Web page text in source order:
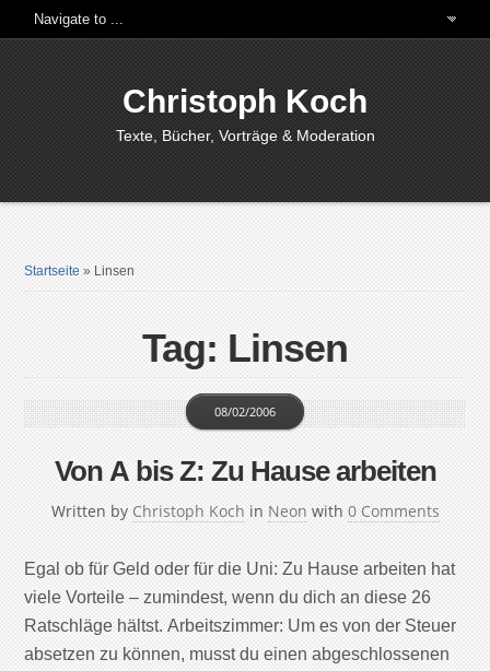
Christoph Koch
Texte, Bücher, Vorträge & Moderation
Startseite » Linsen
Tag: Linsen
Von A bis Z: Zu Hause arbeiten
Written by Christoph Koch
08/02/2006
in Neon with 0 Comments
Egal ob für Geld oder für die Uni: Zu Hause arbeiten hat
viele Vorteile – zumindest, wenn du dich an diese 26
Ratschläge hältst. Arbeitszimmer: Um es von der Steuer
absetzen zu können, musst du einen abgeschlossenen